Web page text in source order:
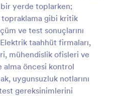
yerde toplarken;
gibi kritik
ve test sonuçlarını
taahhüt firmaları,
mühendislik ofisleri ve
öncesi kontrol
uygunsuzluk notlarını
gereksinimlerini
tamamlanmış kontrol
ve Slack gibi diğer
edebilirsiniz. Kontrol
doldurmayı bırakın, online
Listesi şablonumuzu
edin!